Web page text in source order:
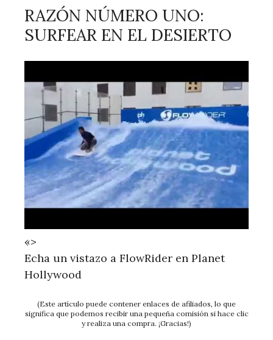
RAZÓN NÚMERO UNO:
SURFEAR EN EL DESIERTO
«>
Echa un vistazo a FlowRider en Planet
Hollywood
(Este artículo puede contener enlaces de afiliados, lo que
significa que podemos recibir una pequeña comisión si hace clic
y realiza una compra. ¡Gracias!)